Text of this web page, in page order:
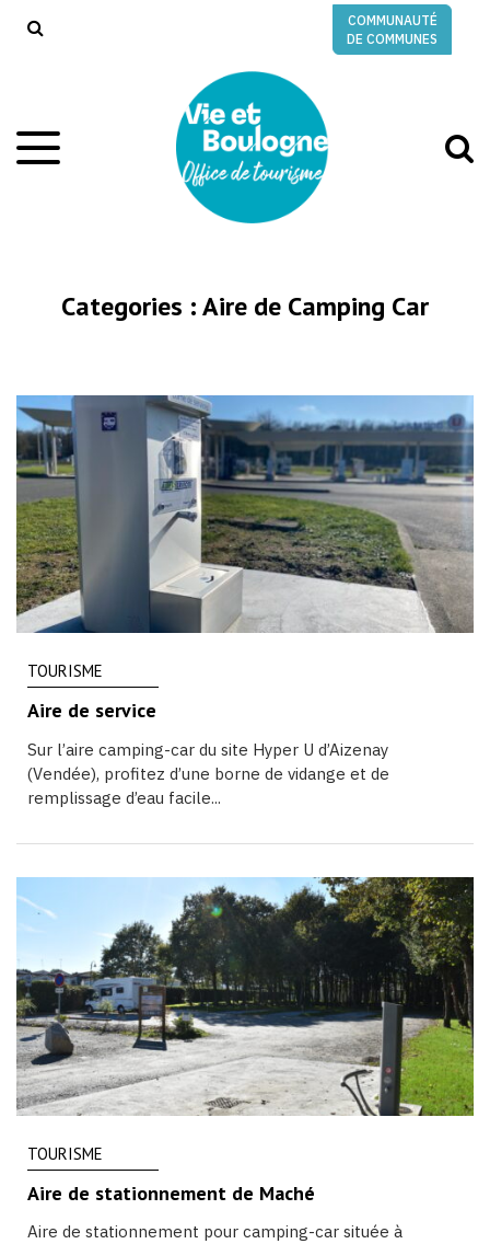
COMMUNAUTÉ
DE COMMUNES
Aller
à
Categories :Aire de Camping Car
TOURISME
Aire de service
Sur l’aire camping-car du site Hyper U d’Aizenay
(Vendée), profitez d’une borne de vidange et de
remplissage d’eau facile...
TOURISME
Aire de stationnement de Maché
Aire de stationnement pour camping-car située à